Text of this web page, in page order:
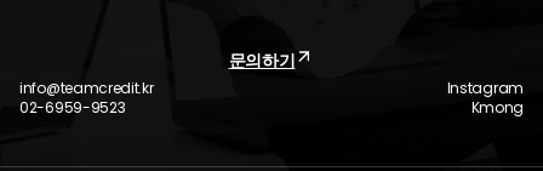
문의하기
info@teamcredit.kr
02-6959-9523
Instagram
Kmong